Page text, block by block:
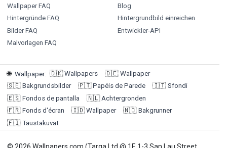
Wallpaper FAQ
Hintergründe FAQ
Bilder FAQ
Malvorlagen FAQ
Blog
Hintergrundbild einreichen
Entwickler-API
🌐 Wallpaper: 🇩🇰 Wallpapers 🇩🇪 Wallpaper
🇸🇪 Bakgrundsbilder 🇵🇹 Papéis de Parede 🇮🇹 Sfondi
🇪🇸 Fondos de pantalla 🇳🇱 Achtergronden
🇫🇷 Fonds d'écran 🇮🇩 Wallpaper 🇳🇴 Bakgrunner
🇫🇮 Taustakuvat